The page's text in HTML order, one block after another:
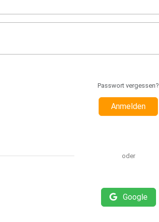
Passwort vergessen?
Anmelden
oder
Google